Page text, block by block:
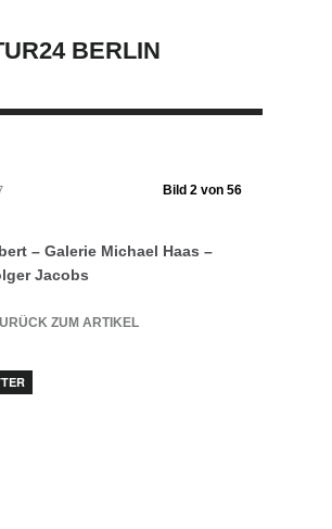
Bild 2 von 56
– Galerie Michael Haas –
Jacobs
ZUM ARTIKEL